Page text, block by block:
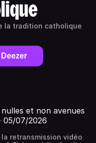
la tradition catholique
et non avenues
05/07/2026
retransmission vidéo